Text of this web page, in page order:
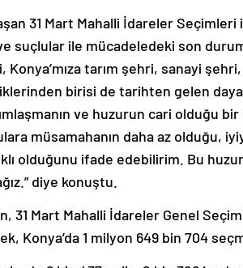
31 Mart Mahalli İdareler
suçlular ile mücadeledeki son
Konya’mıza tarım şehri, sanayi
birisi de tarihten gelen
ve huzurun cari olduğu
müsamahanın daha az olduğu,
olduğunu ifade edebilirim. Bu
diye konuştu.
31 Mart Mahalli İdareler Genel
Konya’da 1 milyon 649 bin 704